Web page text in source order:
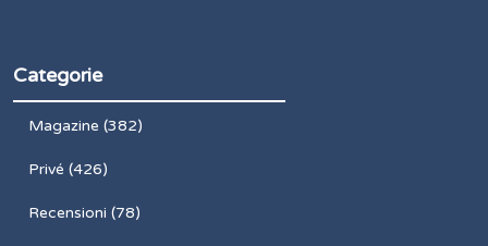
Categorie
Magazine (382)
Privé (426)
Recensioni (78)